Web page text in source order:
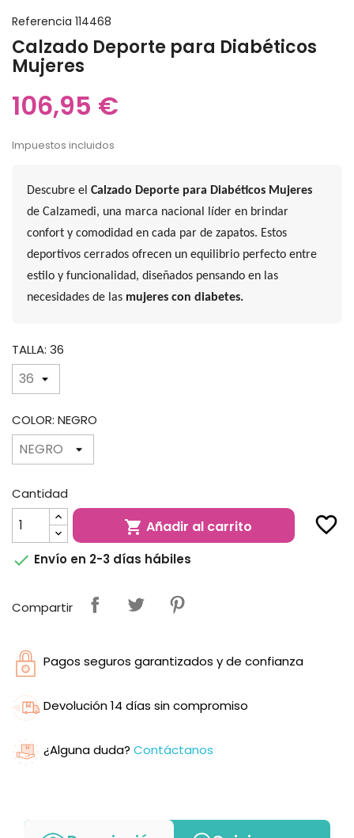
Referencia 114468
Calzado Deporte para Diabéticos
Mujeres
106,95 €
Impuestos incluidos
Descubre elCalzado Deporte para Diabéticos Mujeres
de Calzamedi, una marca nacional líder en brindar
confort y comodidad en cada par de zapatos. Estos
deportivos cerrados ofrecen un equilibrio perfecto entre
estilo y funcionalidad, diseñados pensando en las
necesidades de las mujeres con diabetes.
TALLA: 36
COLOR: NEGRO
Cantidad
 Añadir al carrito favorite_border
 Envío en 2-3 días hábiles
Compartir
Pagos seguros garantizados y de confianza
Devolución 14 días sin compromiso
¿Alguna duda? Contáctanos